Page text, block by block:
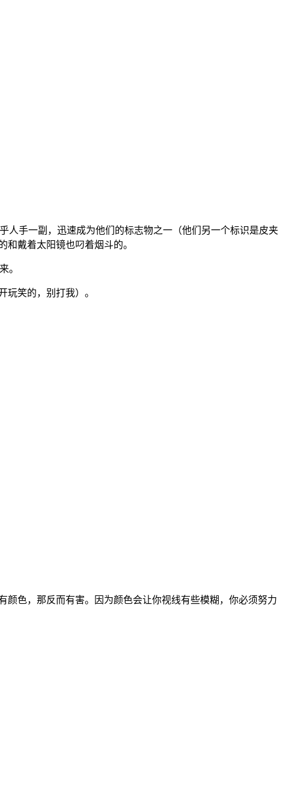
人手一副，迅速成为他们的标志物之一（他们另一个标识是皮夹
戴着太阳镜也叼着烟斗的。
。
玩笑的，别打我）。
颜色，那反而有害。因为颜色会让你视线有些模糊，你必须努力